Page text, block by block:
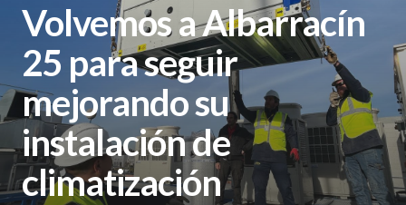
Volvemos a Albarracín
25 para seguir
mejorando su
instalación de
climatización